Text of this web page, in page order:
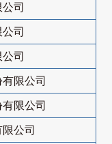
司
司
司
限公司
限公司
公司